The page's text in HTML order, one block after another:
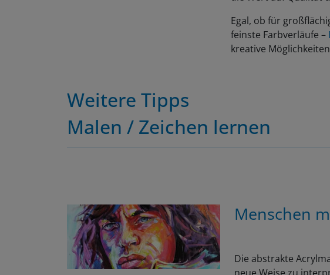
Egal, ob für
feinste Farbverläufe –
kreative Möglichkeiten.
Weitere Tipps
Malen / Zeichen lernen
Menschen
Die abstrakte
neue Weise zu